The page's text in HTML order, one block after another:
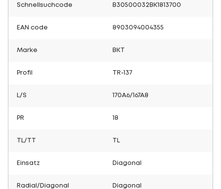
Schnellsuchcode B30500032BK1813700
EAN code 8903094004355
Marke BKT
Profil TR-137
L/S 170A6/167A8
PR 18
TL/TT
Einsatz Diagonal
Radial/Diagonal Diagonal